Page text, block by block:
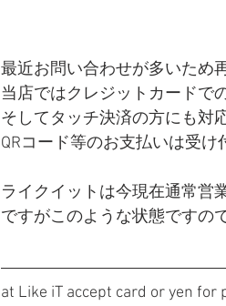
最近お問い合わせが多いため
当店ではクレジットカードで
そしてタッチ決済の方にも対
QRコード等のお支払いは受
ライクイットは今現在通常営
ですがこのような状態ですの
at Like iT accept card or yen for